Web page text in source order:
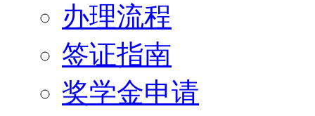
办理流程
签证指南
奖学金申请